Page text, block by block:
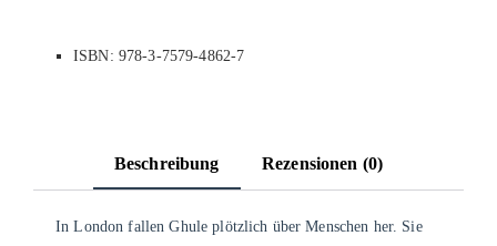
ISBN: 978-3-7579-4862-7
Beschreibung Rezensionen (0)
In London fallen Ghule plötzlich über Menschen her. Sie